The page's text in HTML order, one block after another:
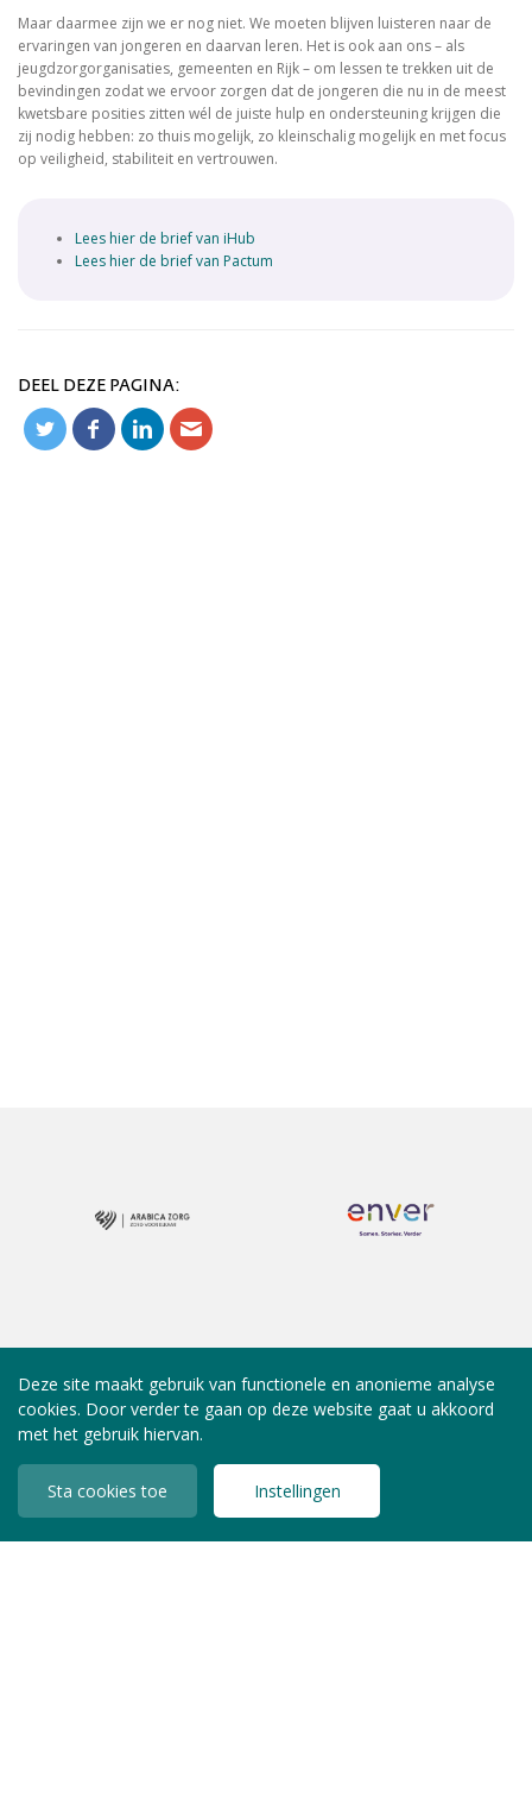
Maar daarmee zijn we er nog niet. We moeten blijven luisteren naar de
ervaringen van jongeren en daarvan leren. Het is ook aan ons – als
jeugdzorgorganisaties, gemeenten en Rijk – om lessen te trekken uit de
bevindingen zodat we ervoor zorgen dat de jongeren die nu in de meest
kwetsbare posities zitten wél de juiste hulp en ondersteuning krijgen die
zij nodig hebben: zo thuis mogelijk, zo kleinschalig mogelijk en met focus
op veiligheid, stabiliteit en vertrouwen.
Lees hier de brief van iHub
Lees hier de brief van Pactum
DEEL DEZE PAGINA:
Deze site maakt gebruik van functionele en anonieme analyse
cookies. Door verder te gaan op deze website gaat u akkoord
met het gebruik hiervan.
Sta cookies toe Instellingen